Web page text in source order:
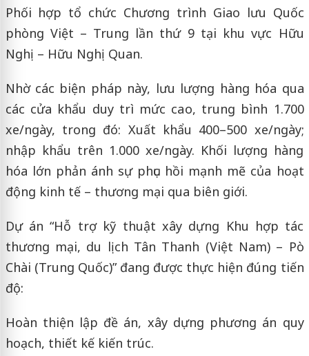
Phối hợp tổ chức Chương trình Giao lưu Quốc
phòng Việt – Trung lần thứ 9 tại khu vực Hữu
Nghị – Hữu Nghị Quan.
Nhờ các biện pháp này, lưu lượng hàng hóa qua
các cửa khẩu duy trì mức cao, trung bình 1.700
xe/ngày, trong đó: Xuất khẩu 400–500 xe/ngày;
nhập khẩu trên 1.000 xe/ngày. Khối lượng hàng
hóa lớn phản ánh sự phục hồi mạnh mẽ của hoạt
động kinh tế – thương mại qua biên giới.
Dự án “Hỗ trợ kỹ thuật xây dựng Khu hợp tác
thương mại, du lịch Tân Thanh (Việt Nam) – Pò
Chài (Trung Quốc)” đang được thực hiện đúng tiến
độ:
Hoàn thiện lập đề án, xây dựng phương án quy
hoạch, thiết kế kiến trúc.